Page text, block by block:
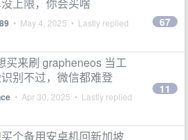
• May 4, 2025 • Lastly replied
67
买来刷 grapheneos 当工
别不过，微信都难登
• Apr 30, 2025 • Lastly replied
11
个备用安卓机回新加坡